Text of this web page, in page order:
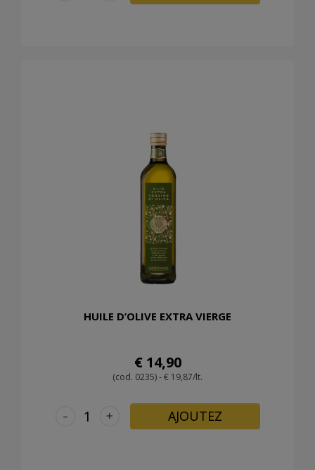
HUILE D’OLIVE EXTRA VIERGE
€ 14,90
(cod. 0235) - € 19,87/lt.
+
- AJOUTEZ